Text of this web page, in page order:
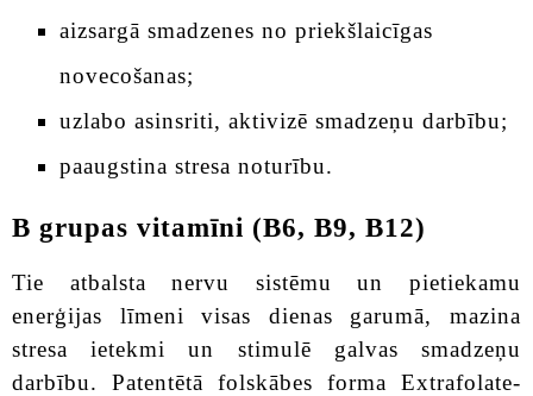
aizsargā smadzenes no priekšlaicīgas
novecošanas;
uzlabo asinsriti, aktivizē smadzeņu darbību;
paaugstina stresa noturību.
В grupas vitamīni (В6, В9, В12)
Tie atbalsta nervu sistēmu un pietiekamu
enerģijas līmeni visas dienas garumā, mazina
stresa ietekmi un stimulē galvas smadzeņu
darbību. Patentētā folskābes forma Extrafolate-